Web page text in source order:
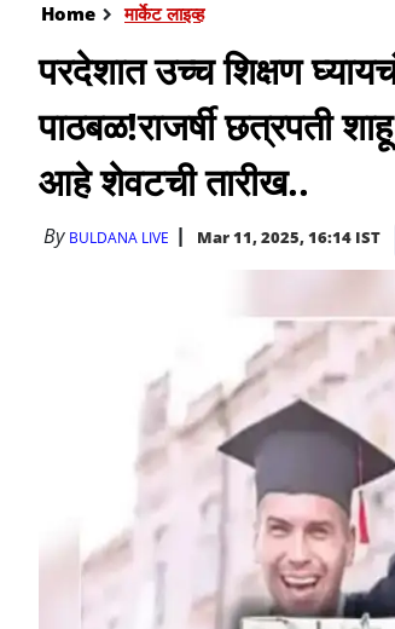
Home मार्केट लाइव्ह
परदेशात उच्च शिक्षण
पाठबळ!राजर्षी छत्रपती
आहे शेवटची तारीख..
By BULDANA LIVE Mar 11, 2025, 16:14 IST